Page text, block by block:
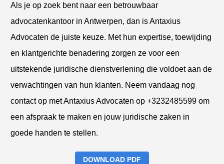
Als je op zoek bent naar een betrouwbaar
advocatenkantoor in Antwerpen, dan is Antaxius
Advocaten de juiste keuze. Met hun expertise, toewijding
en klantgerichte benadering zorgen ze voor een
uitstekende juridische dienstverlening die voldoet aan de
verwachtingen van hun klanten. Neem vandaag nog
contact op met Antaxius Advocaten op +3232485599 om
een afspraak te maken en jouw juridische zaken in
goede handen te stellen.
DOWNLOAD PDF